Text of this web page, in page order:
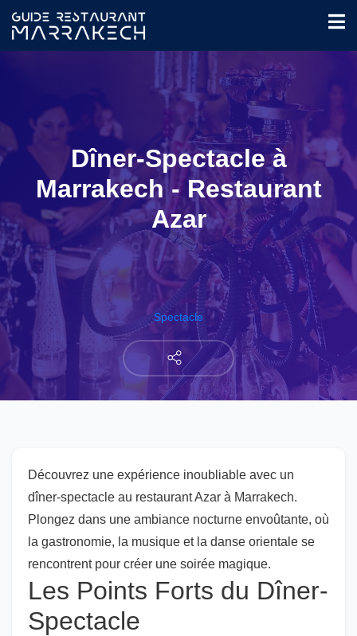
Dîner-Spectacle à
Marrakech - Restaurant
Azar
Spectacle
Découvrez une expérience inoubliable avec un
dîner-spectacle au restaurant Azar à Marrakech.
Plongez dans une ambiance nocturne envoûtante, où
la gastronomie, la musique et la danse orientale se
rencontrent pour créer une soirée magique.
Les Points Forts du Dîner-
Spectacle